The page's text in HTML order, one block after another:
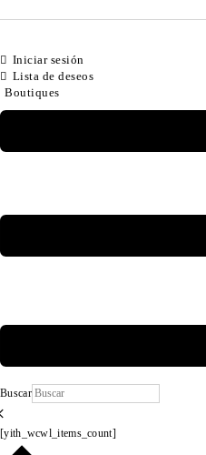
Iniciar sesión
Lista de deseos
Boutiques
Buscar
[yith_wcwl_items_count]